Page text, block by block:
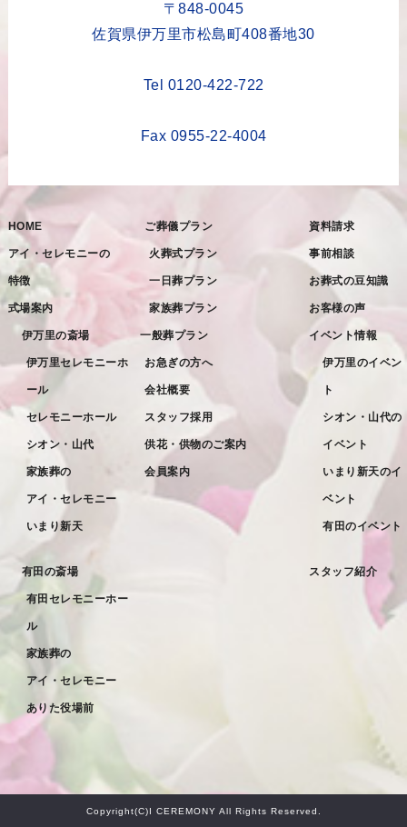
〒848-0045
佐賀県伊万里市松島町408番地30
Tel 0120-422-722
Fax 0955-22-4004
HOME
アイ・セレモニーの
特徴
式場案内
伊万里の斎場
伊万里セレモニーホ
ール
セレモニーホール
シオン・山代
家族葬の
アイ・セレモニー
いまり新天
有田の斎場
有田セレモニーホー
ル
家族葬の
アイ・セレモニー
ありた役場前
ご葬儀プラン
火葬式プラン
一日葬プラン
家族葬プラン
一般葬プラン
お急ぎの方へ
会社概要
スタッフ採用
供花・供物のご案内
会員案内
資料請求
事前相談
お葬式の豆知識
お客様の声
イベント情報
伊万里のイベン
ト
シオン・山代の
イベント
いまり新天のイ
ベント
有田のイベント
スタッフ紹介
Copyright(C)I CEREMONY All Rights Reserved.